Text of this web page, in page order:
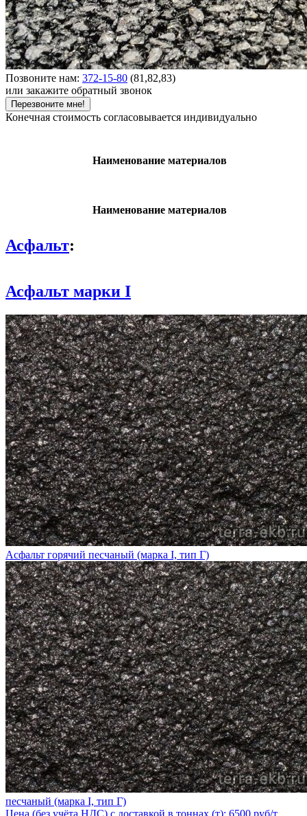
Позвоните нам: 372-15-80 (81,82,83)
или закажите обратный звонок
Перезвоните мне!
Конечная стоимость согласовывается индивидуально
Наименование материалов
Наименование материалов
Асфальт:
Асфальт марки I
Асфальт горячий песчаный (марка I, тип Г)
песчаный (марка I, тип Г)
Цена (без учёта НДС) с доставкой в тоннах (т): 6500 руб/т